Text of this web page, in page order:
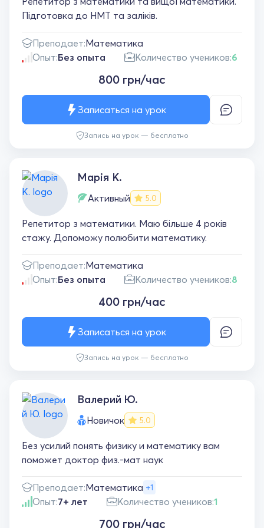
Підготовка до НМТ та заліків.
Преподает:Математика
Опыт:Без опыта Количество учеников:6
800 грн/час
Запись на урок — бесплатно
Записаться на урок
Марія К.
Активный 5.0
Репетитор з математики. Маю більше 4 років
стажу. Допоможу полюбити математику.
Преподает:Математика
Опыт:Без опыта Количество учеников:8
400 грн/час
Запись на урок — бесплатно
Записаться на урок
Валерий Ю.
Новичок 5.0
Без усилий понять физику и математику вам
поможет доктор физ.-мат наук
Преподает:Математика +1
Опыт:7+ лет Количество учеников:1
700 грн/час